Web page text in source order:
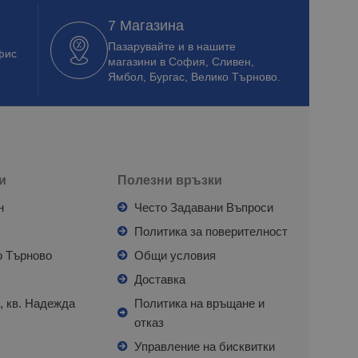
7 Магазина
Пазарувайте и в нашите
магазини в София, Сливен,
Ямбол, Бургас, Велико Търново.
Търново
кв. Надежда
Полезни връзки
Често Задавани Въпроси
Политика за поверителност
Общи условия
Доставка
Политика на връщане и
отказ
Управление на бисквитки